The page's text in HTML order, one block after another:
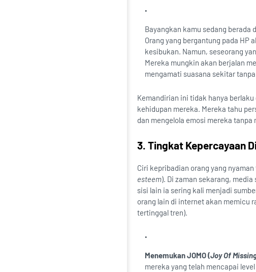
Bayangkan kamu sedang berada
Orang yang bergantung pada
kesibukan. Namun, seseorang
Mereka mungkin akan berjalan
mengamati suasana sekitar
Kemandirian ini tidak hanya
kehidupan mereka. Mereka tahu
dan mengelola emosi mereka
3. Tingkat Kepercayaan
Ciri kepribadian orang yang
esteem). Di zaman sekarang,
sisi lain ia sering kali menjadi
orang lain di internet akan memicu
tertinggal tren).
Menemukan JOMO (Joy Of
mereka yang telah mencapai